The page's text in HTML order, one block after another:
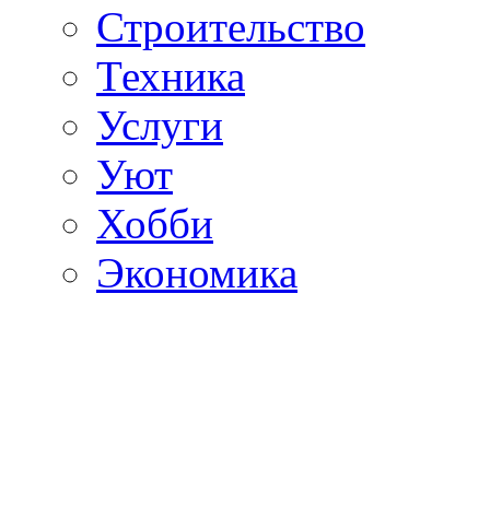
Строительство
Техника
Услуги
Уют
Хобби
Экономика